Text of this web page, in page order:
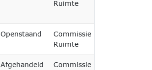
Ruimte
Openstaand
Commissie
Ruimte
Afgehandeld
Commissie